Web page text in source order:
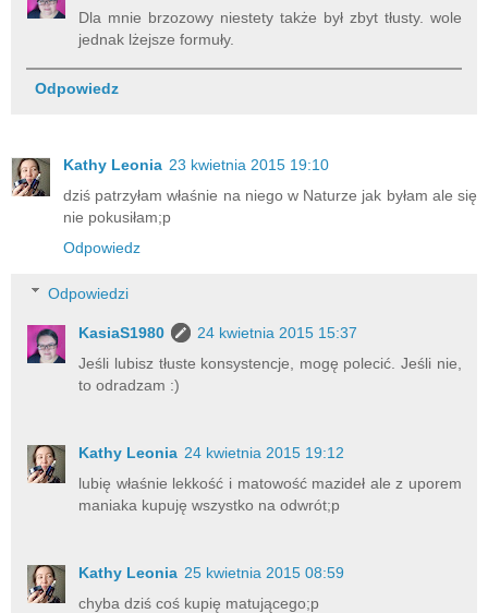
Dla mnie brzozowy niestety także był zbyt tłusty. wole
jednak lżejsze formuły.
Odpowiedz
Kathy Leonia 23 kwietnia 2015 19:10
dziś patrzyłam właśnie na niego w Naturze jak byłam ale się
nie pokusiłam;p
Odpowiedz
Odpowiedzi
KasiaS1980
24 kwietnia 2015 15:37
Jeśli lubisz tłuste konsystencje, mogę polecić. Jeśli nie,
to odradzam :)
Kathy Leonia 24 kwietnia 2015 19:12
lubię właśnie lekkość i matowość mazideł ale z uporem
maniaka kupuję wszystko na odwrót;p
Kathy Leonia 25 kwietnia 2015 08:59
chyba dziś coś kupię matującego;p